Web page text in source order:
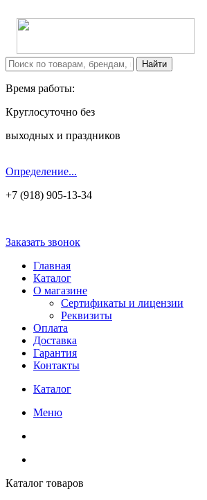
Время работы:
Круглосуточно без
выходных и праздников
Определение...
+7 (918) 905-13-34
Заказать звонок
Главная
Каталог
О магазине
Сертификаты и лицензии
Реквизиты
Оплата
Доставка
Гарантия
Контакты
Каталог
Меню
Каталог товаров